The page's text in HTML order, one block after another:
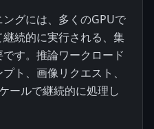
グには、多くのGPUで
続的に実行される、集
す。推論ワークロード
ト、画像リクエスト、
ールで継続的に処理し